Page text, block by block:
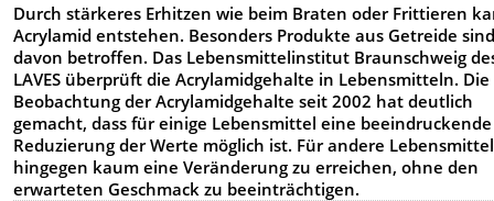
Durch stärkeres Erhitzen wie beim Braten oder Frittieren
Acrylamid entstehen. Besonders Produkte aus Getreide
davon betroffen. Das Lebensmittelinstitut Braunschweig
LAVES überprüft die Acrylamidgehalte in Lebensmitteln. Die
Beobachtung der Acrylamidgehalte seit 2002 hat deutlich
gemacht, dass für einige Lebensmittel eine beeindruckende
Reduzierung der Werte möglich ist. Für andere
hingegen kaum eine Veränderung zu erreichen, ohne den
erwarteten Geschmack zu beeinträchtigen.